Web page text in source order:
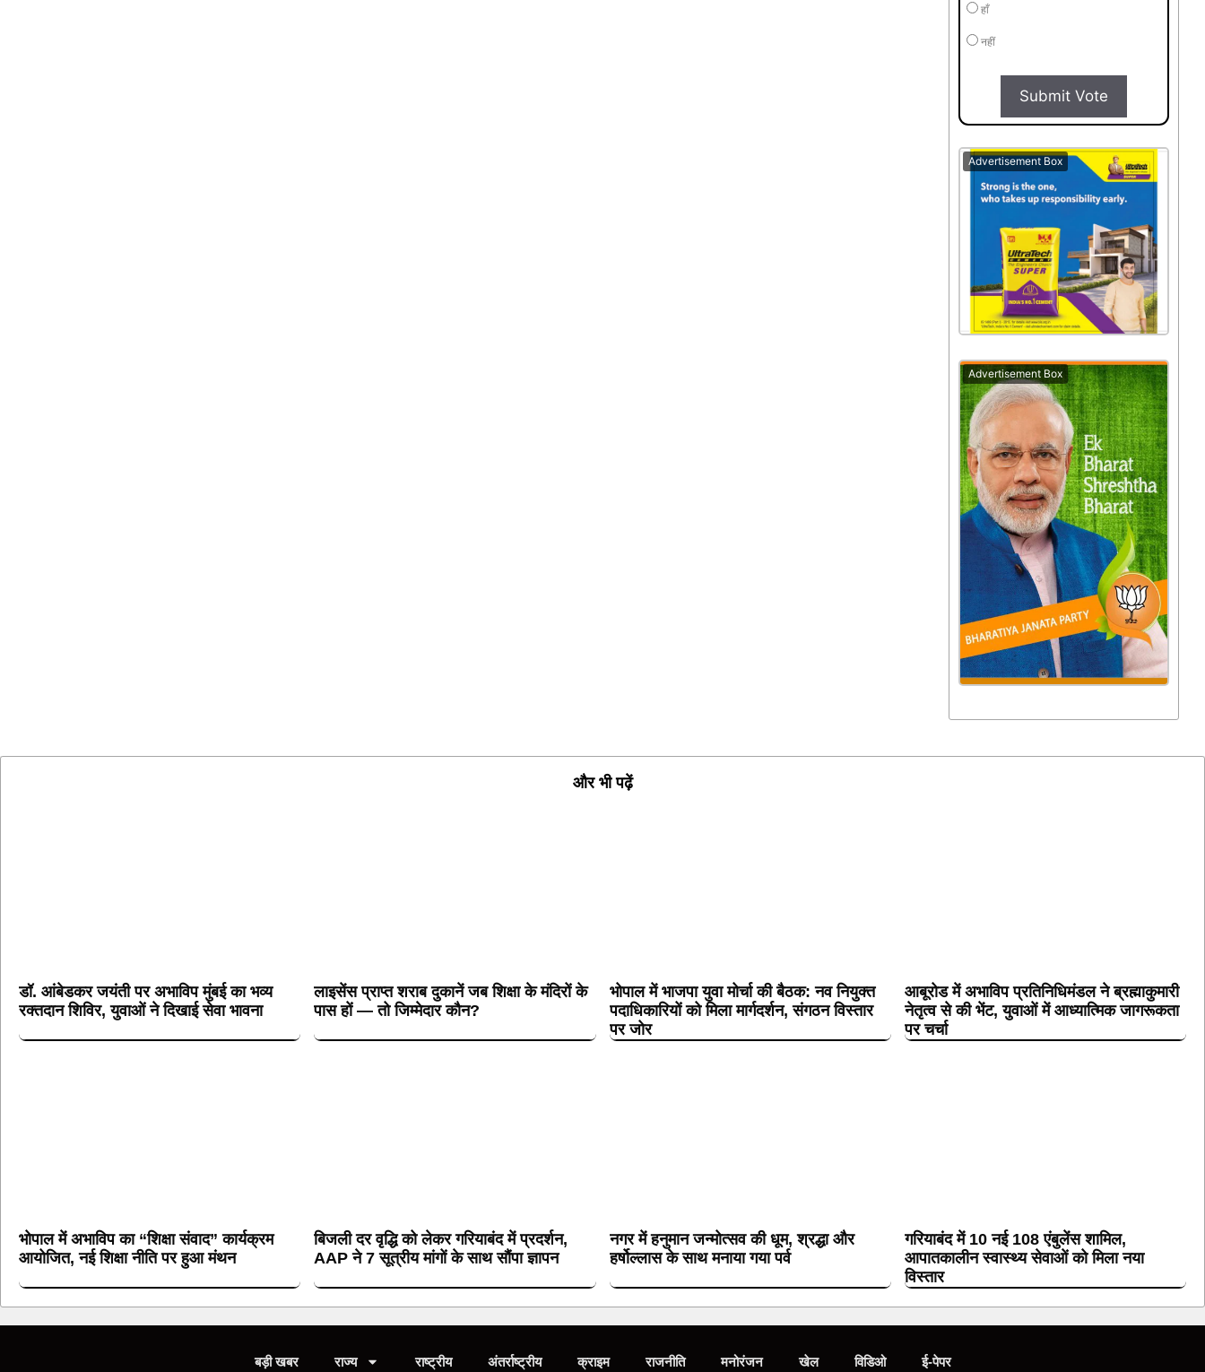
हाँ
नहीं
Submit Vote
Advertisement Box
Advertisement Box
और भी पढ़ें
डॉ. आंबेडकर जयंती पर अभाविप मुंबई का भव्य
रक्तदान शिविर, युवाओं ने दिखाई सेवा भावना
लाइसेंस प्राप्त शराब दुकानें जब शिक्षा के मंदिरों के
पास हों — तो जिम्मेदार कौन?
भोपाल में भाजपा युवा मोर्चा की बैठक: नव नियुक्त
पदाधिकारियों को मिला मार्गदर्शन, संगठन विस्तार
पर जोर
आबूरोड में अभाविप प्रतिनिधिमंडल ने ब्रह्माकुमारी
नेतृत्व से की भेंट, युवाओं में आध्यात्मिक जागरूकता
पर चर्चा
भोपाल में अभाविप का “शिक्षा संवाद” कार्यक्रम
आयोजित, नई शिक्षा नीति पर हुआ मंथन
बिजली दर वृद्धि को लेकर गरियाबंद में प्रदर्शन,
AAP ने 7 सूत्रीय मांगों के साथ सौंपा ज्ञापन
नगर में हनुमान जन्मोत्सव की धूम, श्रद्धा और
हर्षोल्लास के साथ मनाया गया पर्व
गरियाबंद में 10 नई 108 एंबुलेंस शामिल,
आपातकालीन स्वास्थ्य सेवाओं को मिला नया
विस्तार
बड़ी खबर राज्य राष्ट्रीय अंतर्राष्ट्रीय क्राइम राजनीति मनोरंजन खेल विडिओ ई-पेपर